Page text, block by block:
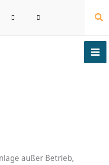
außer Betrieb,